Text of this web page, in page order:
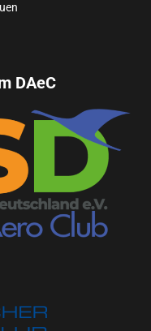
DAeC